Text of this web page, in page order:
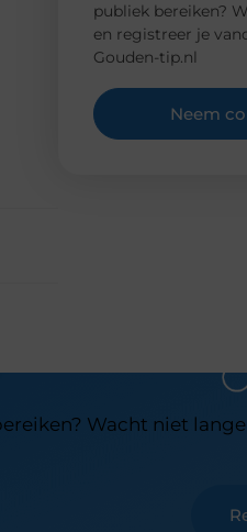
publiek bereiken?
en registreer je
Gouden-tip.nl
Neem
Wacht niet